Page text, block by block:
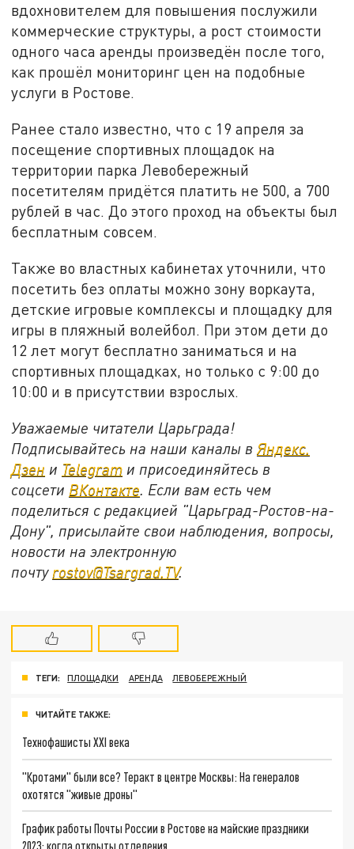
вдохновителем для повышения послужили
коммерческие структуры, а рост стоимости
одного часа аренды произведён после того,
как прошёл мониторинг цен на подобные
услуги в Ростове.
Ранее стало известно, что с 19 апреля за
посещение спортивных площадок на
территории парка Левобережный
посетителям придётся платить не 500, а 700
рублей в час. До этого проход на объекты был
бесплатным совсем.
Также во властных кабинетах уточнили, что
посетить без оплаты можно зону воркаута,
детские игровые комплексы и площадку для
игры в пляжный волейбол. При этом дети до
12 лет могут бесплатно заниматься и на
спортивных площадках, но только с 9:00 до
10:00 и в присутствии взрослых.
Уважаемые читатели Царьграда!
Подписывайтесь на наши каналы в Яндекс.
Дзен и Telegram и присоединяйтесь в
соцсети ВКонтакте . Если вам есть чем
поделиться с редакцией "Царьград-Ростов-на-
Дону", присылайте свои наблюдения, вопросы,
новости на электронную
почту rostov@Tsargrad.ТV.
ТЕГИ: ПЛОЩАДКИ АРЕНДА ЛЕВОБЕРЕЖНЫЙ
ЧИТАЙТЕ ТАКЖЕ:
Технофашисты XXI века
"Кротами" были все? Теракт в центре Москвы: На генералов
охотятся "живые дроны"
График работы Почты России в Ростове на майские праздники
2023: когда открыты отделения